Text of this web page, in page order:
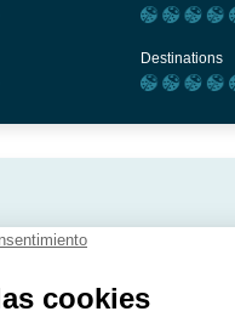
Destinations